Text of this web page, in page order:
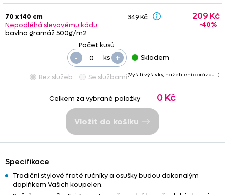
70 x 140 cm
Nepodléhá slevovému kódu
bavlna gramáž 500g/m2
ks +
-
349 Kč 209 Kč
-40%
Skladem
Bez služeb Se službami(Vyšití výšivky, nažehlení obrázku…)
Celkem za vybrané položky 0 Kč
Vložit do košíku
Specifikace
Tradiční stylové froté ručníky a osušky budou dokonalým
doplňkem Vašich koupelen.